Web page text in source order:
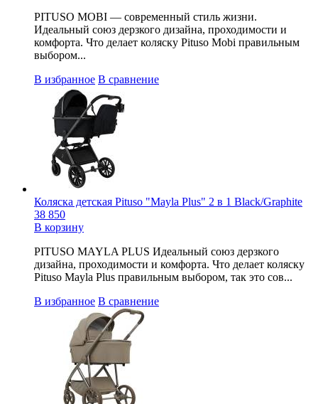
PITUSO MOBI — современный стиль жизни.
Идеальный союз дерзкого дизайна, проходимости и
комфорта. Что делает коляску Pituso Mobi правильным
выбором...
В избранное В сравнение
Коляска детская Pituso "Mayla Plus" 2 в 1 Black/Graphite
38 850
В корзину
PITUSO MAYLA PLUS Идеальный союз дерзкого
дизайна, проходимости и комфорта. Что делает коляску
Pituso Mayla Plus правильным выбором, так это сов...
В избранное В сравнение